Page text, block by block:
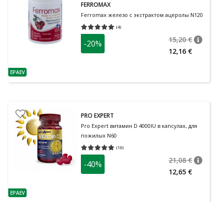
nõuanne
EPAEV
FERROMAX
Ferromax железо с экстрактом ацеролы N120
(4)
Средняя оценка 5.00
-20% 15,20 €
12,16 €
nõuanne
EPAEV
PRO EXPERT
Pro Expert витамин D 4000IU в капсулах, для
пожилых N60
(10)
Средняя оценка 5.00
-40% 21,08 €
12,65 €